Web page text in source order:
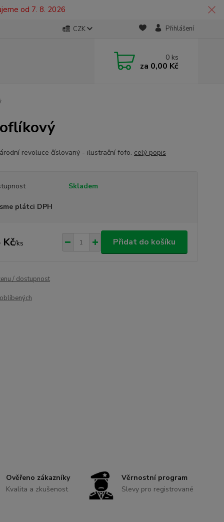
od 7. 8. 2026
CZK Přihlášení
0 ks
za 0,00 Kč
revoluce číslovaný - ilustrační fofo. celý popis
Skladem
plátci DPH
Kč/ks Přidat do košíku
/ dostupnost
Ověřeno zákazníky
Kvalita a zkušenost
Věrnostní program
Slevy pro registrované